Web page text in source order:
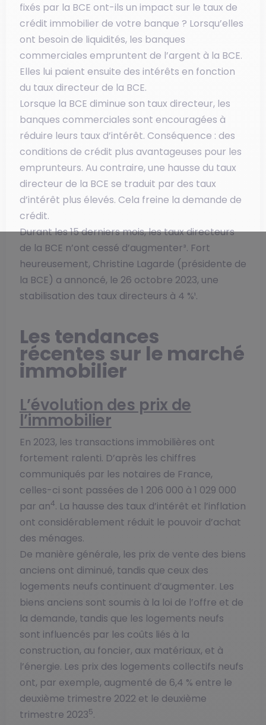
fixés par la BCE ont-ils un impact sur le taux de
crédit immobilier de votre banque ? Lorsqu’elles
ont besoin de liquidités, les banques
commerciales empruntent de l’argent à la BCE.
Elles lui paient ensuite des intérêts en fonction
du taux directeur de la BCE.
Lorsque la BCE diminue son taux directeur, les
banques commerciales sont encouragées à
réduire leurs taux d’intérêt. Conséquence : des
conditions de crédit plus avantageuses pour les
emprunteurs. Au contraire, une hausse du taux
directeur de la BCE se traduit par des taux
d’intérêt plus élevés. Cela freine la demande de
crédit.
Durant les 15 derniers mois, les taux directeurs
de la BCE n’ont cessé d’augmenter³. Fort
heureusement, Christine Lagarde (présidente de
la BCE) a annoncé, le 26 octobre 2023, une
stabilisation des taux directeurs à 4 %¹.
Les tendances
récentes sur le marché
immobilier
L’évolution des prix de
l’immobilier
En 2023, les transactions immobilières ont
fortement ralenti. D’après les chiffres
communiqués par les notaires de France,
celles-ci sont passées de 1 206 000 à 1 029 000
par an4. La hausse des taux d’intérêt et l’inflation
ont considérablement réduit le pouvoir d’achat
des ménages.
De manière générale, les prix de vente des biens
anciens ont diminué, tandis que ceux des
logements neufs continuent d’augmenter. Les
biens anciens sont soumis à la loi de l’offre et de
la demande, tandis que les logements neufs
sont influencés par les coûts liés à la
construction, au foncier, aux matériaux, et à
l’énergie. Les prix des logements collectifs neufs
ont, par exemple, augmenté de 6,4 % entre le
deuxième trimestre 2022 et le deuxième
trimestre 20235.